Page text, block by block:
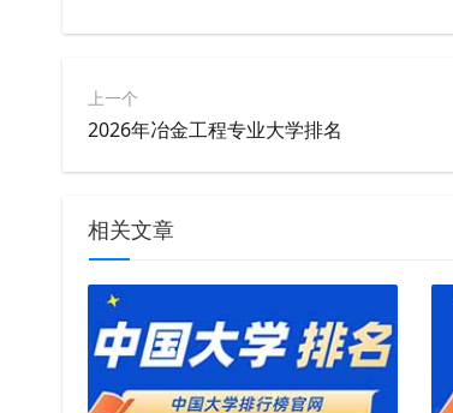
上一个
2026年冶金工程专业大学排名
相关文章